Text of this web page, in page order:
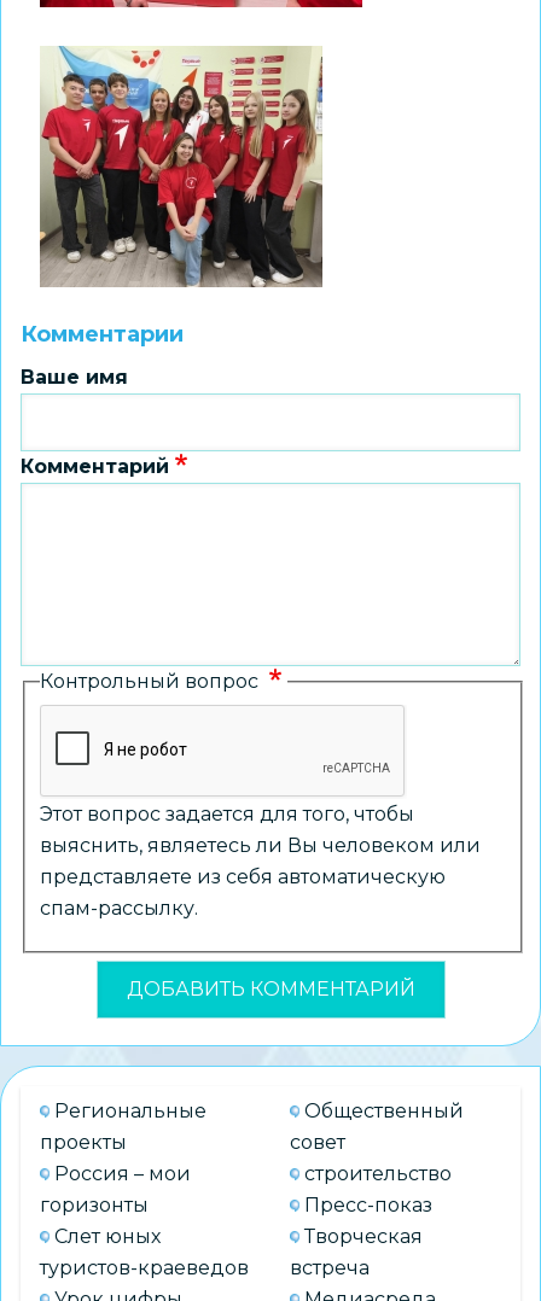
Комментарии
Ваше имя
Комментарий
Контрольный вопрос
Этот вопрос задается для того, чтобы
выяснить, являетесь ли Вы человеком или
представляете из себя автоматическую
спам-рассылку.
Региональные
проекты
Россия – мои
горизонты
Слет юных
туристов-краеведов
Общественный
совет
строительство
Пресс-показ
Творческая
встреча